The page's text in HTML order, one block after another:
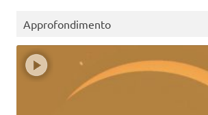
Approfondimento